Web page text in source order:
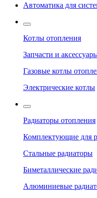
Автоматика для
Котлы отопления
Запчасти и
Газовые котлы
Электрические котлы
Радиаторы отопления
Комплектующие для
Стальные радиаторы
Биметаллические
Алюминиевые